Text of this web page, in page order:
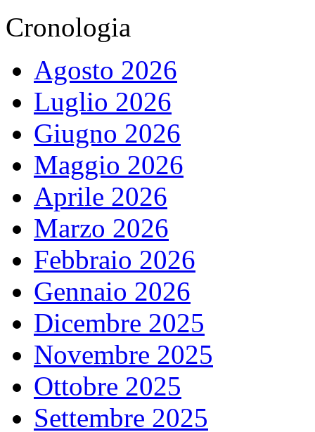
Cronologia
Agosto 2026
Luglio 2026
Giugno 2026
Maggio 2026
Aprile 2026
Marzo 2026
Febbraio 2026
Gennaio 2026
Dicembre 2025
Novembre 2025
Ottobre 2025
Settembre 2025